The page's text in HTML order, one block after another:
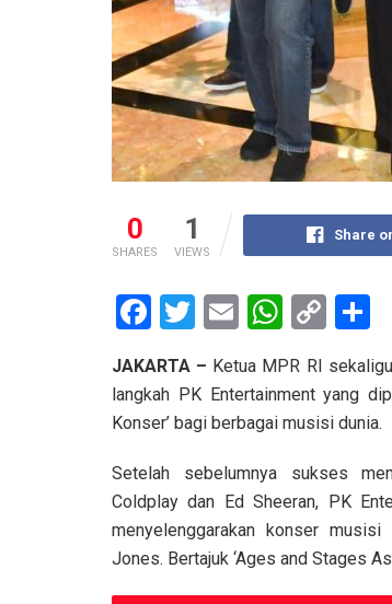
0
SHARES
1
VIEWS
Share
F
ce
b
o
k
T
tt
er
E
ail
W
at
s
p
p
C
py
Li
k
e
JAKARTA – Ketua MPR RI
langkah PK Entertainment yang
Konser’ bagi berbagai musisi dunia.
Setelah sebelumnya sukses
Coldplay dan Ed Sheeran, PK
menyelenggarakan konser
Jones. Bertajuk ‘Ages and Stages